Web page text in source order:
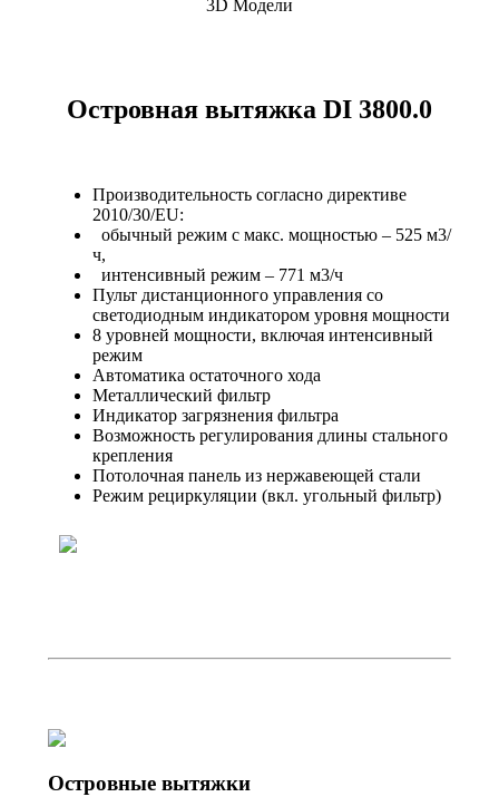
3D Модели
Островная вытяжка DI 3800.0
Производительность согласно директиве
2010/30/EU:
обычный режим с макс. мощностью – 525 м3/
ч,
интенсивный режим – 771 м3/ч
Пульт дистанционного управления со
светодиодным индикатором уровня мощности
8 уровней мощности, включая интенсивный
режим
Автоматика остаточного хода
Металлический фильтр
Индикатор загрязнения фильтра
Возможность регулирования длины стального
крепления
Потолочная панель из нержавеющей стали
Режим рециркуляции (вкл. угольный фильтр)
Островные вытяжки